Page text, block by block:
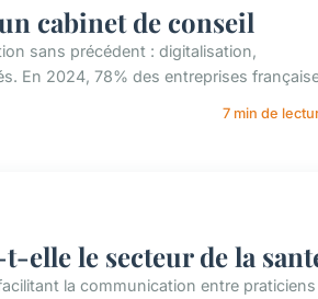
cabinet de conseil
sans précédent : digitalisation,
En 2024, 78% des entreprises
7 min de
le secteur de la
la communication entre praticiens